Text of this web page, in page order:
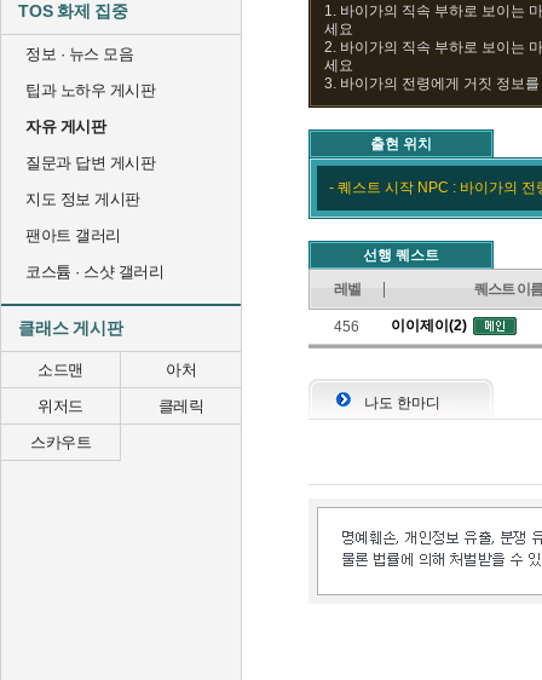
TOS 화제 집중
정보 · 뉴스 모음
팁과 노하우 게시판
자유 게시판
질문과 답변 게시판
지도 정보 게시판
팬아트 갤러리
코스튬 · 스샷 갤러리
클래스 게시판
소드맨
아처
위저드
클레릭
스카우트
1. 바이가의 직속 부하로 보이는
세요
2. 바이가의 직속 부하로 보이는
세요
3. 바이가의 전령에게 거짓 정보
출현 위치
- 퀘스트 시작 NPC : 바이가의 전
선행 퀘스트
레벨
퀘스트 이름
456 이이제이(2)
나도 한마디